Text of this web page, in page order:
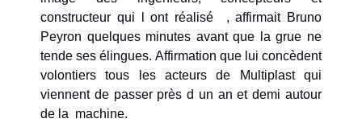
constructeur qui l ont réalisé , affirmait Bruno
Peyron quelques minutes avant que la grue ne
tende ses élingues. Affirmation que lui concèdent
volontiers tous les acteurs de Multiplast qui
viennent de passer près d un an et demi autour
de la machine.